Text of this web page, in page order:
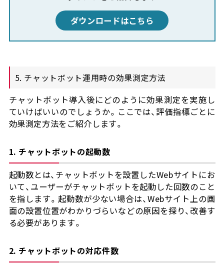
ダウンロードはこちら
5. チャットボット運用時の効果測定方法
チャットボット導入後にどのように効果測定を実施し
ていけばいいのでしょうか。ここでは、評価指標ごとに
効果測定方法をご紹介します。
1. チャットボットの起動数
起動数とは、チャットボットを設置したWebサイトにお
いて、ユーザーがチャットボットを起動した回数のこと
を指します。起動数が少ない場合は、Webサイト上の画
面の設置位置がわかりづらいなどの原因を探り、改善す
る必要があります。
2. チャットボットの対応件数